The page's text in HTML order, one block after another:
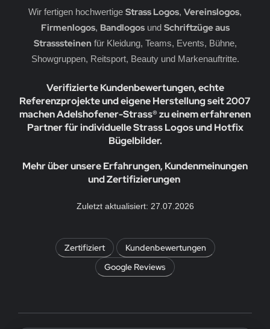
Wir fertigen hochwertige Strass Logos, Vereinslogos,
Firmenlogos, Bandlogosund Schriftzüge aus
Strasssteinen für Kleidung, Teams, Events, Bühne,
Showgruppen, Reitsport, Beauty und Markenauftritte.
Verifizierte Kundenbewertungen, echte
Referenzprojekte und eigene Herstellung seit 2007
machen Adelshofener-Strass® zu einem erfahrenen
Partner für individuelle Strass Logos und Hotfix
Bügelbilder.
Mehr über unsere Erfahrungen, Kundenmeinungen
und Zertifizierungen
Zuletzt aktualisiert: 27.07.2026
Zertifiziert
Kundenbewertungen
Google Reviews
Städte Strassbügelbilder Motive
& Hobby – Strass Bügelbilder und Motive
– Strass Bügelbilder und Motive
Bügelbilder & Hotfix Applikationen zum
| Adelshofener-Strass®
– Strass Bügelbilder & Motive
Skull – Strass Bügelbilder & Applikationen